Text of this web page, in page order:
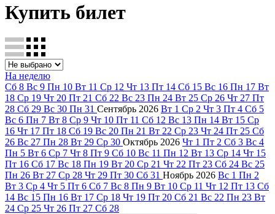
Купить билет
На неделю
Сб 8 Вс 9 Пн 10 Вт 11 Ср 12 Чт 13 Пт 14 Сб 15 Вс 16 Пн 17 Вт
18 Ср 19 Чт 20 Пт 21 Сб 22 Вс 23 Пн 24 Вт 25 Ср 26 Чт 27 Пт
28 Сб 29 Вс 30 Пн 31 Сентябрь 2026 Вт 1 Ср 2 Чт 3 Пт 4 Сб 5
Вс 6 Пн 7 Вт 8 Ср 9 Чт 10 Пт 11 Сб 12 Вс 13 Пн 14 Вт 15 Ср
16 Чт 17 Пт 18 Сб 19 Вс 20 Пн 21 Вт 22 Ср 23 Чт 24 Пт 25 Сб
26 Вс 27 Пн 28 Вт 29 Ср 30 Октябрь 2026 Чт 1 Пт 2 Сб 3 Вс 4
Пн 5 Вт 6 Ср 7 Чт 8 Пт 9 Сб 10 Вс 11 Пн 12 Вт 13 Ср 14 Чт 15
Пт 16 Сб 17 Вс 18 Пн 19 Вт 20 Ср 21 Чт 22 Пт 23 Сб 24 Вс 25
Пн 26 Вт 27 Ср 28 Чт 29 Пт 30 Сб 31 Ноябрь 2026 Вс 1 Пн 2
Вт 3 Ср 4 Чт 5 Пт 6 Сб 7 Вс 8 Пн 9 Вт 10 Ср 11 Чт 12 Пт 13 Сб
14 Вс 15 Пн 16 Вт 17 Ср 18 Чт 19 Пт 20 Сб 21 Вс 22 Пн 23 Вт
24 Ср 25 Чт 26 Пт 27 Сб 28